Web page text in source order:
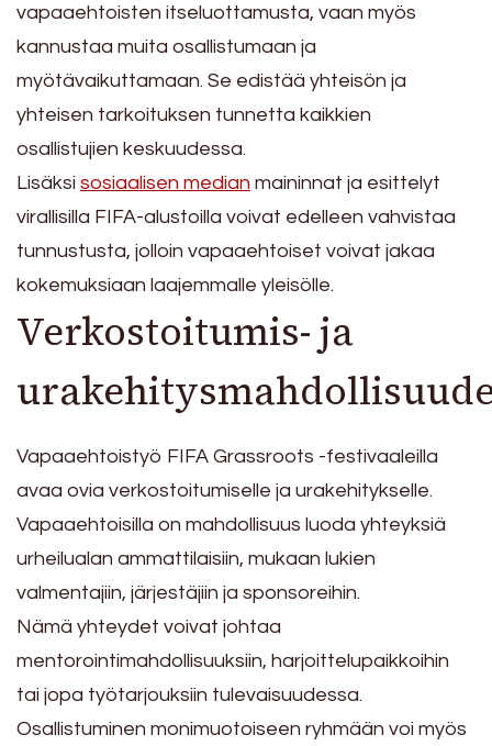
vapaaehtoisten itseluottamusta, vaan myös
kannustaa muita osallistumaan ja
myötävaikuttamaan. Se edistää yhteisön ja
yhteisen tarkoituksen tunnetta kaikkien
osallistujien keskuudessa.
Lisäksi sosiaalisen median maininnat ja esittelyt
virallisilla FIFA-alustoilla voivat edelleen vahvistaa
tunnustusta, jolloin vapaaehtoiset voivat jakaa
kokemuksiaan laajemmalle yleisölle.
Verkostoitumis- ja
Vapaaehtoistyö FIFA Grassroots -festivaaleilla
avaa ovia verkostoitumiselle ja urakehitykselle.
Vapaaehtoisilla on mahdollisuus luoda yhteyksiä
urheilualan ammattilaisiin, mukaan lukien
valmentajiin, järjestäjiin ja sponsoreihin.
Nämä yhteydet voivat johtaa
mentorointimahdollisuuksiin, harjoittelupaikkoihin
tai jopa työtarjouksiin tulevaisuudessa.
Osallistuminen monimuotoiseen ryhmään voi myös